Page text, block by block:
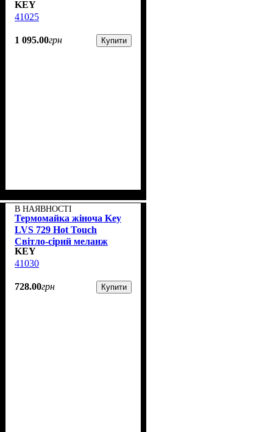
KEY
41025
1 095.00грн Купити
В НАЯВНОСТІ
Термомайка жіноча Key
LVS 729 Hot Touch
Світло-сірий меланж
KEY
41030
728.00грн Купити